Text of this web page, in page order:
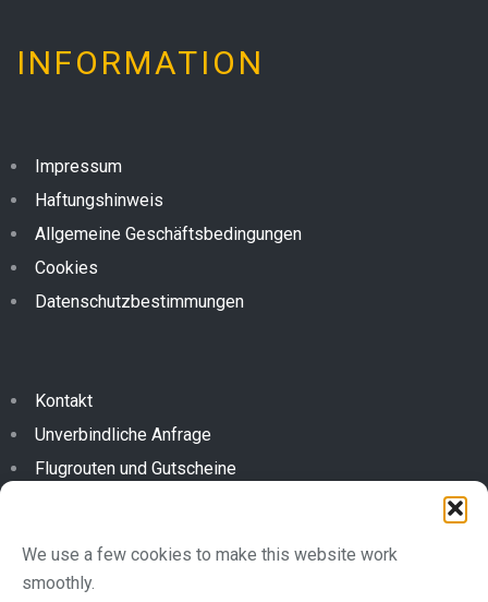
We use a few cookies to make this website work
smoothly.
INFORMATION
Impressum
Haftungshinweis
Allgemeine Geschäftsbedingungen
Cookies
Datenschutzbestimmungen
Kontakt
Unverbindliche Anfrage
Flugrouten und Gutscheine
Türkeiweg 252c - 6791 St. Gallenkirch -
office@flyingfor2.at